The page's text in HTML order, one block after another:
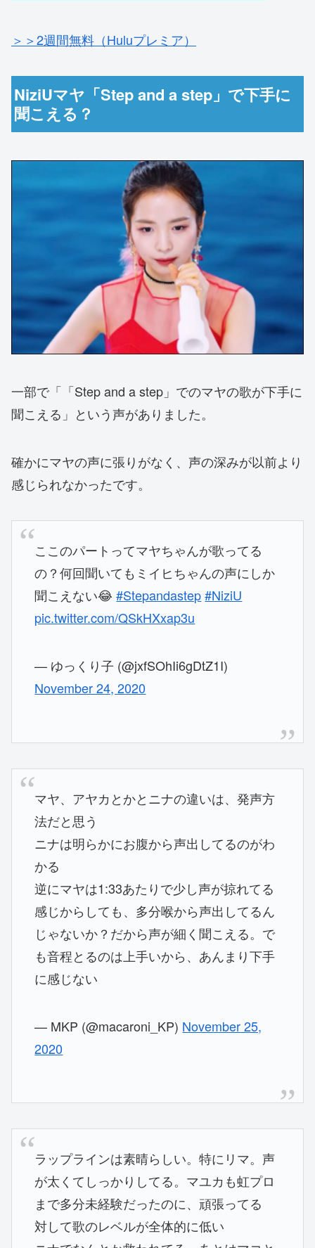
＞＞2週間無料（Huluプレミア）
NiziUマヤ「Step and a step」で下手に
聞こえる？
一部で「「Step and a step」でのマヤの歌が下手に
聞こえる」という声がありました。
確かにマヤの声に張りがなく、声の深みが以前より
感じられなかったです。
ここのパートってマヤちゃんが歌ってる
の？何回聞いてもミイヒちゃんの声にしか
聞こえない😂#Stepandastep #NiziU
pic.twitter.com/QSkHXxap3u
— ゆっくり子 (@jxfSOhIi6gDtZ1I)
November 24, 2020
マヤ、アヤカとかとニナの違いは、発声方
法だと思う
ニナは明らかにお腹から声出してるのがわ
かる
逆にマヤは1:33あたりで少し声が掠れてる
感じからしても、多分喉から声出してるん
じゃないか？だから声が細く聞こえる。で
も音程とるのは上手いから、あんまり下手
に感じない
— MKP (@macaroni_KP) November 25,
2020
ラップラインは素晴らしい。特にリマ。声
が太くてしっかりしてる。マユカも虹プロ
まで多分未経験だったのに、頑張ってる
対して歌のレベルが全体的に低い